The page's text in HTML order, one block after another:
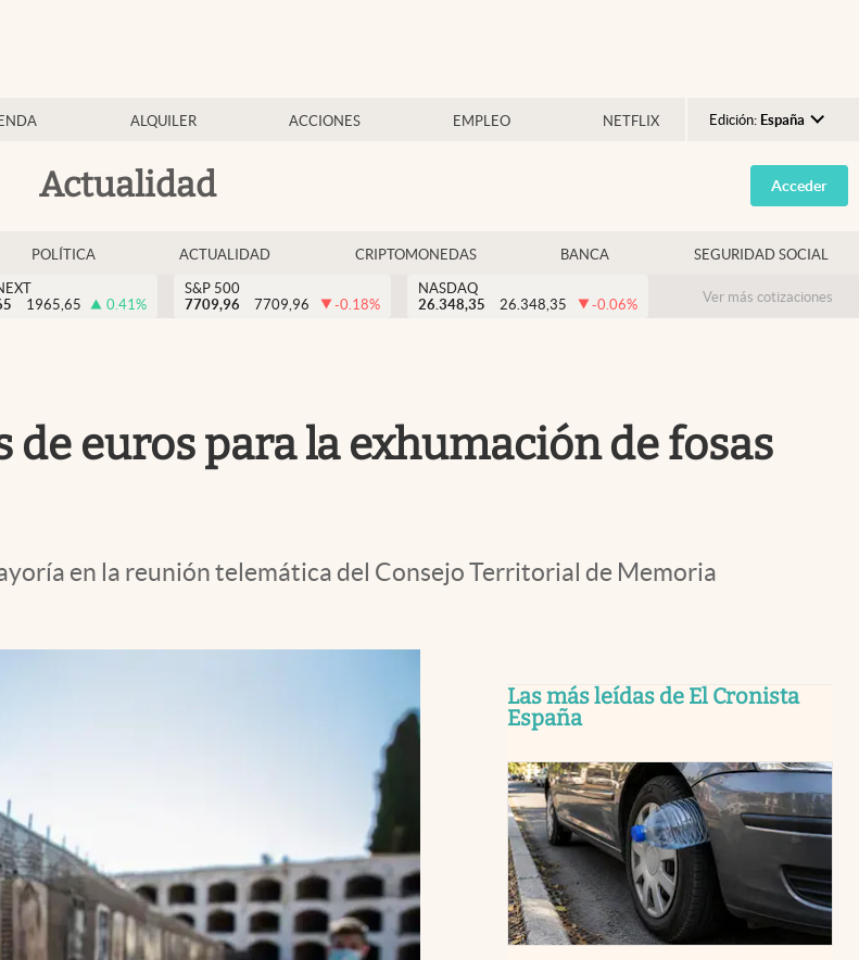
ALQUILER ACCIONES EMPLEO NETFLIX Edición: España
Argentina
España
USA
Colombia
Actualidad Acceder
POLÍTICA ACTUALIDAD CRIPTOMONEDAS BANCA SEGURIDAD SOCIAL
1965,65 0.41%
S&P 500
7709,96
7709,96 -0.18%
NASDAQ
26.348,35
26.348,35 -0.06% Ver más cotizaciones
euros para la exhumación de fosas
en la reunión telemática del Consejo Territorial de Memoria
Las más leídas de El Cronista
España